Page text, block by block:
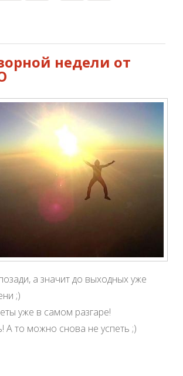
недели от
а значит до выходных уже
;)
уже в самом разгаре!
А то можно снова не успеть ;)